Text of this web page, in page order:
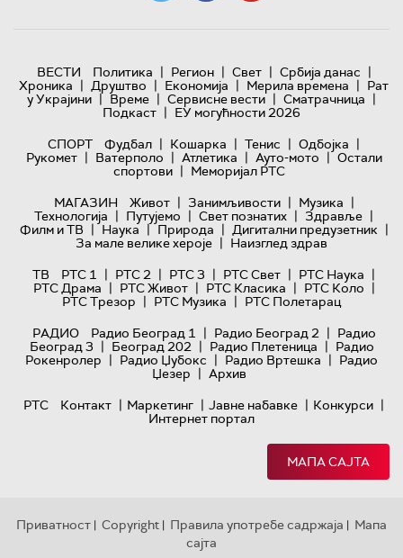
ВЕСТИ Политика | Регион | Свет | Србија данас |
Хроника | Друштво | Економија | Мерила времена | Рат
у Украјини | Време | Сервисне вести | Сматрачница |
Подкаст | ЕУ могућности 2026
СПОРТ
Фудбал | Кошарка | Тенис | Одбојка |
Рукомет | Ватерполо | Атлетика | Ауто-мото | Остали
спортови | Меморијал РТС
МАГАЗИН
Живот | Занимљивости | Музика |
Технологијa | Путујемо | Свет познатих | Здравље |
Филм и ТВ | Наука | Природа | Дигитални предузетник |
За мале велике хероје | Наизглед здрав
ТВ
РТС 1 | РТС 2 | РТС 3 | РТС Свет | РТС Наука |
РТС Драма | РТС Живот | РТС Класика | РТС Коло |
РТС Трезор | РТС Музика | РТС Полетарац
РАДИО
Радио Београд 1 | Радио Београд 2 | Радио
Београд 3 | Београд 202 | Радио Плетеница | Радио
Рокенролер | Радио Џубокс | Радио Вртешка | Радио
Џезер | Архив
РТС
Контакт | Маркетинг | Јавне набавке | Конкурси |
Интернет портал
МАПА САЈТА
Приватност | Copyright | Правила употребе садржаја | Мапа
сајта